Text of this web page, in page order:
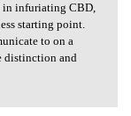
in infuriating CBD,
starting point.
to on a
distinction and